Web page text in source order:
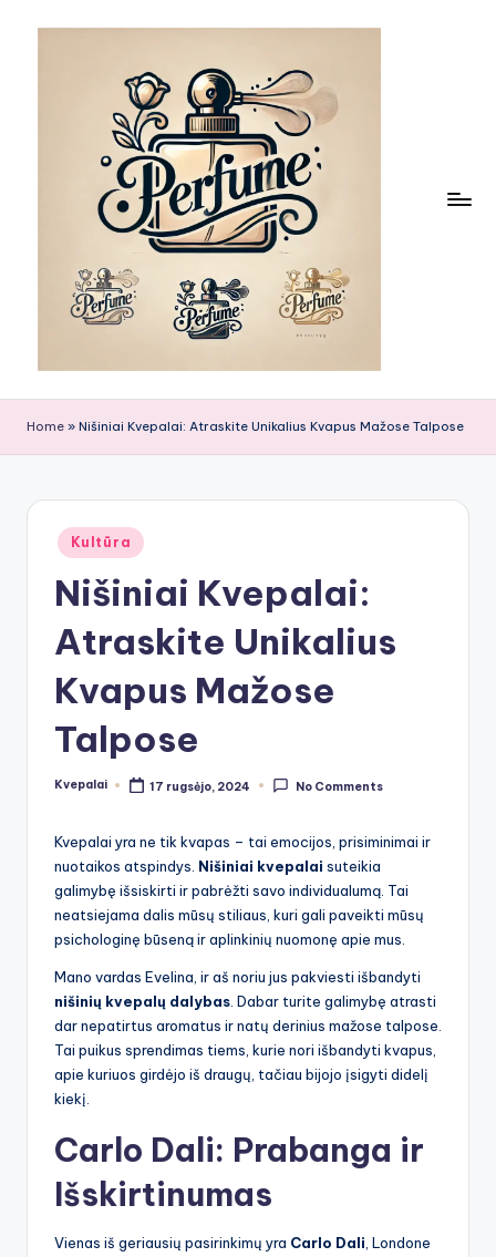
Home » Nišiniai Kvepalai: Atraskite Unikalius Kvapus Mažose Talpose
Posted
in
Kultūra
Nišiniai Kvepalai:
Atraskite Unikalius
Kvapus Mažose
Talpose
Posted
Kvepalai 17 rugsėjo, 2024 No Comments
Kvepalai yra ne tik kvapas – tai emocijos, prisiminimai ir
nuotaikos atspindys. Nišiniai kvepalai suteikia
galimybę išsiskirti ir pabrėžti savo individualumą. Tai
neatsiejama dalis mūsų stiliaus, kuri gali paveikti mūsų
psichologinę būseną ir aplinkinių nuomonę apie mus.
Mano vardas Evelina, ir aš noriu jus pakviesti išbandyti
nišinių kvepalų dalybas . Dabar turite galimybę atrasti
dar nepatirtus aromatus ir natų derinius mažose talpose.
Tai puikus sprendimas tiems, kurie nori išbandyti kvapus,
apie kuriuos girdėjo iš draugų, tačiau bijojo įsigyti didelį
kiekį.
Carlo Dali: Prabanga ir
Išskirtinumas
Vienas iš geriausių pasirinkimų yra Carlo Dali , Londone